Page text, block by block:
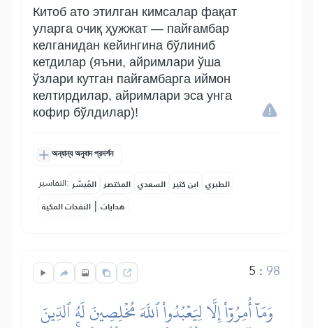
Китоб ато этилган кимсалар фақат
уларга очиқ ҳужжат — пайғамбар
келганидан кейингина бўлиниб
кетдилар (яъни, айримлари ўша
ўзлари кутган пайғамбарга иймон
келтирдилар, айримлари эса унга
кофир бўлдилар)!
অন্যান্য অনুবাদ প্রদর্শন
التفاسير: المُيسَّر المختصر السعدي ابن كثير الطبري
النفحات المكية | هدايات
5 :98
وَمَآ أُمِرُوٓاْ إِلَّا لِيَعۡبُدُواْ ٱللَّهَ مُخۡلِصِينَ لَهُ ٱلدِّينَ